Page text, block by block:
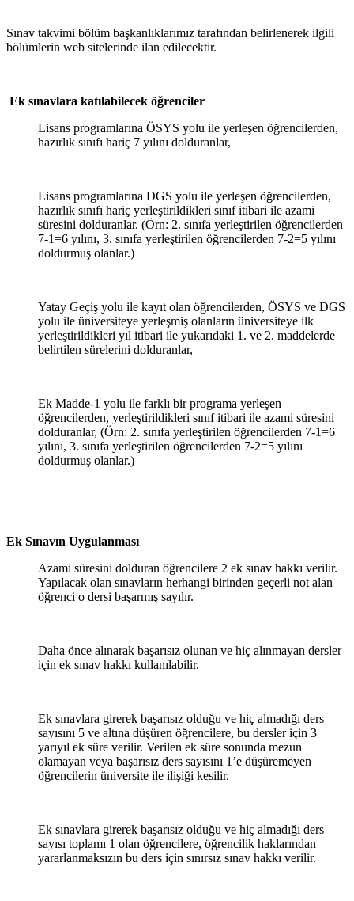
Sınav takvimi bölüm başkanlıklarımız tarafından belirlenerek ilgili
bölümlerin web sitelerinde ilan edilecektir.
Ek sınavlara katılabilecek öğrenciler
Lisans programlarına ÖSYS yolu ile yerleşen öğrencilerden,
hazırlık sınıfı hariç 7 yılını dolduranlar,
Lisans programlarına DGS yolu ile yerleşen öğrencilerden,
hazırlık sınıfı hariç yerleştirildikleri sınıf itibari ile azami
süresini dolduranlar, (Örn: 2. sınıfa yerleştirilen öğrencilerden
7-1=6 yılını, 3. sınıfa yerleştirilen öğrencilerden 7-2=5 yılını
doldurmuş olanlar.)
Yatay Geçiş yolu ile kayıt olan öğrencilerden, ÖSYS ve DGS
yolu ile üniversiteye yerleşmiş olanların üniversiteye ilk
yerleştirildikleri yıl itibari ile yukarıdaki 1. ve 2. maddelerde
belirtilen sürelerini dolduranlar,
Ek Madde-1 yolu ile farklı bir programa yerleşen
öğrencilerden, yerleştirildikleri sınıf itibari ile azami süresini
dolduranlar, (Örn: 2. sınıfa yerleştirilen öğrencilerden 7-1=6
yılını, 3. sınıfa yerleştirilen öğrencilerden 7-2=5 yılını
doldurmuş olanlar.)
Ek Sınavın Uygulanması
Azami süresini dolduran öğrencilere 2 ek sınav hakkı verilir.
Yapılacak olan sınavların herhangi birinden geçerli not alan
öğrenci o dersi başarmış sayılır.
Daha önce alınarak başarısız olunan ve hiç alınmayan dersler
için ek sınav hakkı kullanılabilir.
Ek sınavlara girerek başarısız olduğu ve hiç almadığı ders
sayısını 5 ve altına düşüren öğrencilere, bu dersler için 3
yarıyıl ek süre verilir. Verilen ek süre sonunda mezun
olamayan veya başarısız ders sayısını 1’e düşüremeyen
öğrencilerin üniversite ile ilişiği kesilir.
Ek sınavlara girerek başarısız olduğu ve hiç almadığı ders
sayısı toplamı 1 olan öğrencilere, öğrencilik haklarından
yararlanmaksızın bu ders için sınırsız sınav hakkı verilir.